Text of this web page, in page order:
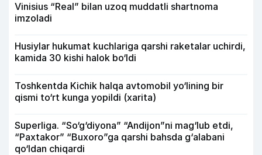
Vinisius “Real” bilan uzoq muddatli shartnoma
imzoladi
Husiylar hukumat kuchlariga qarshi raketalar uchirdi,
kamida 30 kishi halok bo‘ldi
Toshkentda Kichik halqa avtomobil yo‘lining bir
qismi to‘rt kunga yopildi (xarita)
Superliga. “So‘g‘diyona” “Andijon”ni mag‘lub etdi,
“Paxtakor” “Buxoro”ga qarshi bahsda g‘alabani
qo‘ldan chiqardi